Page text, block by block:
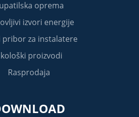
oprema
izvori energije
pribor za instalatere
proizvodi
Rasprodaja